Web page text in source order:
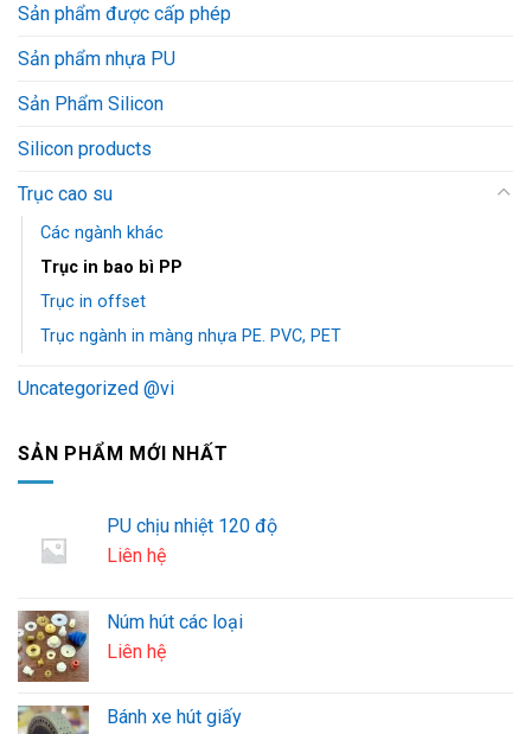
Sản phẩm được cấp phép
Sản phẩm nhựa PU
Sản Phẩm Silicon
Silicon products
Trục cao su
Các ngành khác
Trục in bao bì PP
Trục in offset
Trục ngành in màng nhựa PE. PVC, PET
Uncategorized @vi
SẢN PHẨM MỚI NHẤT
PU chịu nhiệt 120 độ
Liên hệ
Núm hút các loại
Liên hệ
Bánh xe hút giấy